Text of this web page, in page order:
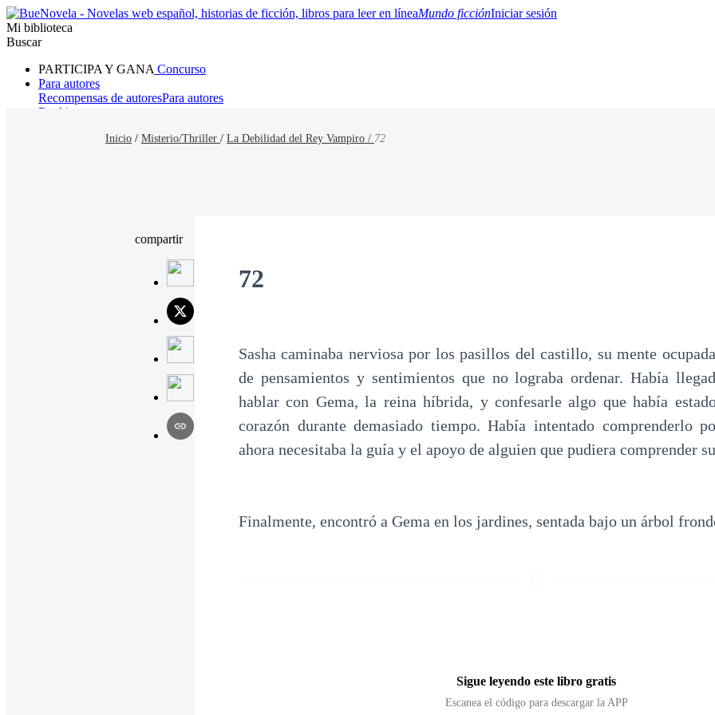
Mundo ficciónIniciar sesión
Mi biblioteca
Buscar
PARTICIPA Y GANA Concurso
Para autores
Recompensas de autoresPara autores
Ranking
Inicio / Misterio/Thriller / La Debilidad del Rey Vampiro / 72
compartir
72
Sasha caminaba nerviosa por los pasillos del castillo, su mente
de pensamientos y sentimientos que no lograba ordenar. Había
hablar con Gema, la reina híbrida, y confesarle algo que había
corazón durante demasiado tiempo. Había intentado comprenderlo
ahora necesitaba la guía y el apoyo de alguien que pudiera comprender
Finalmente, encontró a Gema en los jardines, sentada bajo un árbol
Sigue leyendo este libro gratis
Escanea el código para descargar la APP